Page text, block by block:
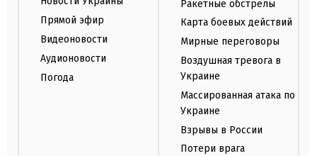
Прямой эфир
Видеоновости
Аудионовости
Погода
Ракетные обстрелы
Карта боевых действий
Мирные переговоры
Воздушная тревога в
Украине
Массированная атака по
Украине
Взрывы в России
Потери врага